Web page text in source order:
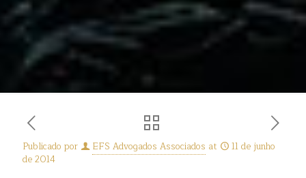
Publicado por EFS Advogados Associados at
11 de junho
de 2014